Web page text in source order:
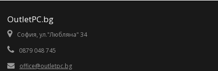
OutletPC.bg
София, ул."Любляна" 34
0879 048 745
office@outletpc.bg